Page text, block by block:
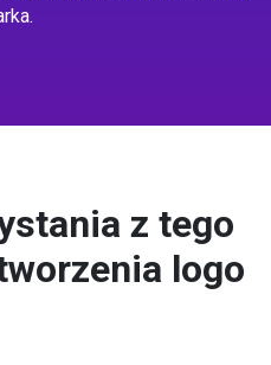
z tego
logo